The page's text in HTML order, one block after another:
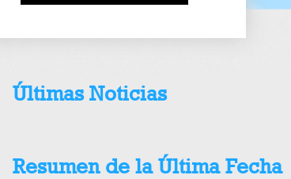
Últimas Noticias
Resumen de la Última Fecha